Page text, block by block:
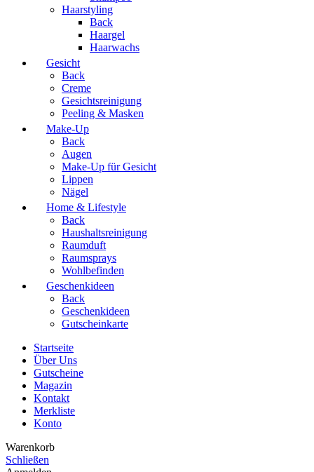
Haarstyling
Back
Haargel
Haarwachs
Gesicht
Back
Creme
Gesichtsreinigung
Peeling & Masken
Make-Up
Back
Augen
Make-Up für Gesicht
Lippen
Nägel
Home & Lifestyle
Back
Haushaltsreinigung
Raumduft
Raumsprays
Wohlbefinden
Geschenkideen
Back
Geschenkideen
Gutscheinkarte
Startseite
Über Uns
Gutscheine
Magazin
Kontakt
Merkliste
Konto
Warenkorb
Schließen